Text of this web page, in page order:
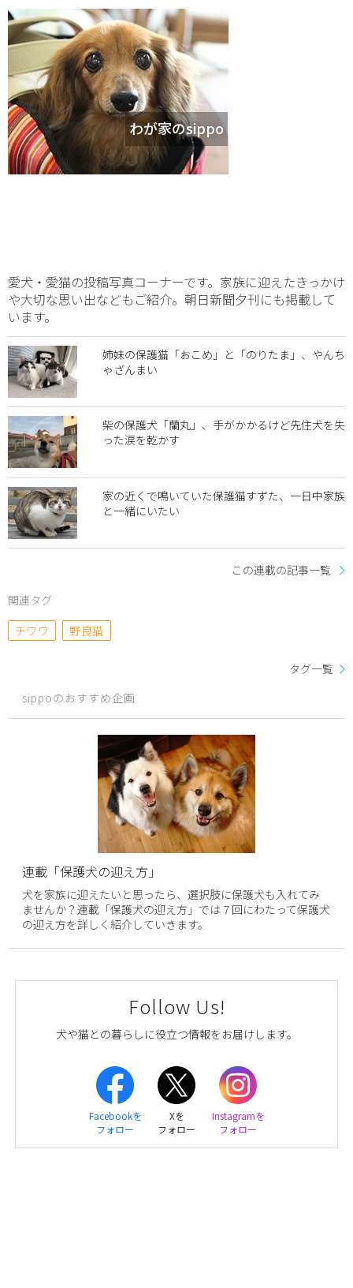
わが家のsippo
愛犬・愛猫の投稿写真コーナーです。家族に迎えたきっかけ
や大切な思い出などもご紹介。朝日新聞夕刊にも掲載して
います。
姉妹の保護猫「おこめ」と「のりたま」、やんち
ゃざんまい
柴の保護犬「蘭丸」、手がかかるけど先住犬を失
った涙を乾かす
家の近くで鳴いていた保護猫すずた、一日中家族
と一緒にいたい
この連載の記事一覧
関連タグ
チワワ
野良猫
タグ一覧
sippoのおすすめ企画
連載「保護犬の迎え方」
犬を家族に迎えたいと思ったら、選択肢に保護犬も入れてみ
ませんか？連載「保護犬の迎え方」では７回にわたって保護犬
の迎え方を詳しく紹介していきます。
Follow Us!
犬や猫との暮らしに役立つ情報をお届けします。
Facebookを
フォロー
Xを
フォロー
Instagramを
フォロー